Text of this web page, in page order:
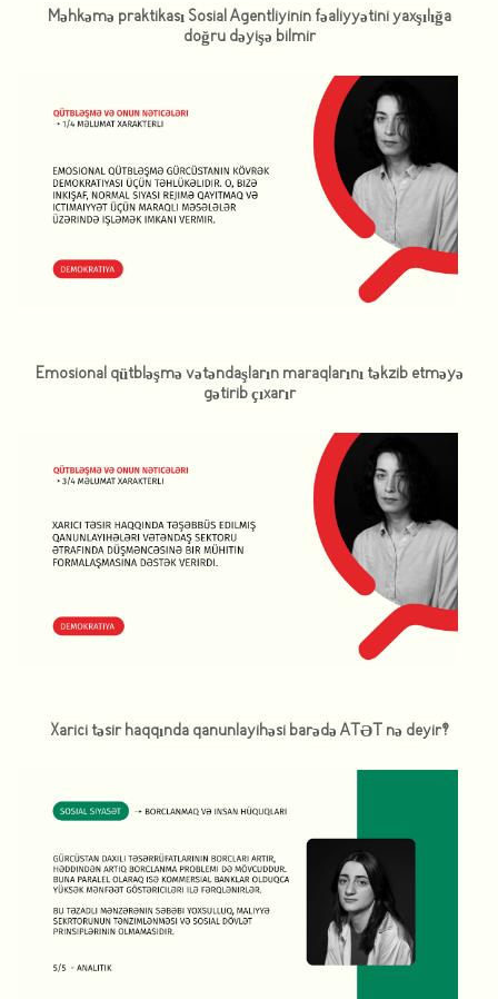
Məhkəmə praktikası Sosial Agentliyinin fəaliyyətini yaxşılığa
doğru dəyişə bilmir
Emosional qütbləşmə vətəndaşların maraqlarını təkzib etməyə
gətirib çıxarır
Xarici təsir haqqında qanunlayihəsi barədə ATƏT nə deyir?